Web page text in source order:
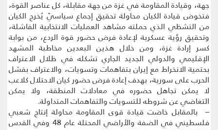
جهة، وقيادة المقاومة في غزة من جهة مقابلة، كل عناصر القوة،
فتخوض قيادة الكيان محاولة تحقيق إجماع سياسيّ يُخرج الكيان
من التشظي الذي حملته مشاهد العمليات الانتخابية الفاشلة،
وتحقيق رؤية عسكرية لإعادة فرض حضور قوة الردع، من بوابة
كسر إرادة غزة، ومن خلال هذين البعدين مخاطبة المشهد
الإقليمي والدولي الجديد الجاري تشكله في ظلال الاعتراف
بحتمية الانخراط مع إيران بتفاهمات وتسويات، والاعتراف بفشل
الحرب على سورية، بهدف إعادة فرض حضور كيان الاحتلال كلاعب
لا يمكن تجاهل حضوره في معادلات المنطقة، ولا يمكن
التغاضي عن شروطه للتسويات والتفاهمات المتداولة.
– بالمقابل خاضت قيادة قوى المقاومة محاولة إنتاج شعبي
فلسطيني في الضفة والأراضي المحتلة عام 48 وفي القدس